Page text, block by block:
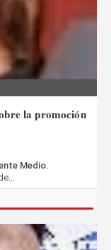
la promoción
Medio.